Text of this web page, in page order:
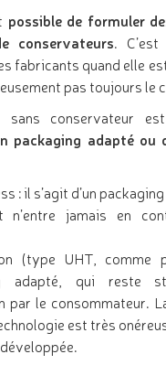
possible de formuler
conservateurs. C’est
fabricants quand elle
pas toujours le
sans conservateur est
packaging adapté ou
: il s’agit d’un
n’entre jamais en
(type UHT,
adapté, qui reste
par le consommateur.
est très